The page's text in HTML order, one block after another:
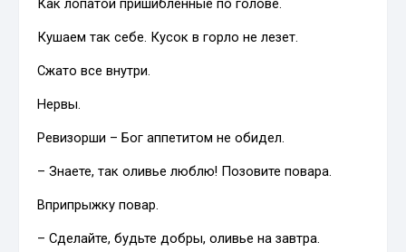
Как лопатой пришибленные по голове.
Кушаем так себе. Кусок в горло не лезет.
Сжато все внутри.
Нервы.
Ревизорши – Бог аппетитом не обидел.
– Знаете, так оливье люблю! Позовите повара.
Вприпрыжку повар.
– Сделайте, будьте добры, оливье на завтра.